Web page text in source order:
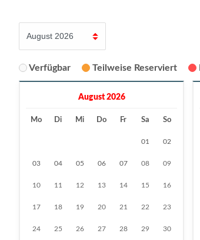
Verfügbar Teilweise Reserviert
August 2026
Mo Di Mi Do Fr Sa So
01 02
03 04 05 06 07 08 09
10 11 12 13 14 15 16
17 18 19 20 21 22 23
24 25 26 27 28 29 30